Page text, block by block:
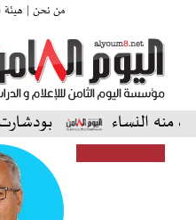
من نحن | هيئة
بودشارت يقود آلاف